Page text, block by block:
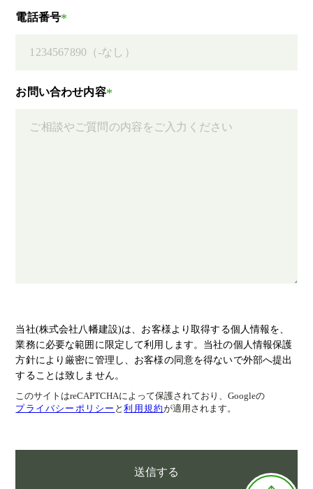
電話番号*
お問い合わせ内容*
当社(株式会社八幡建設)は、お客様より取得する個人情報を、
業務に必要な範囲に限定して利用します。当社の個人情報保護
方針により厳密に管理し、お客様の同意を得ないで外部へ提出
することは致しません。
このサイトはreCAPTCHAによって保護されており、Googleの
プライバシーポリシー と利用規約が適用されます。